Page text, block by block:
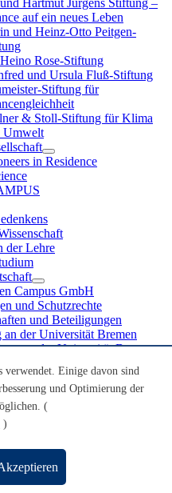
auf ein neues Leben
und Heinz-Otto Peitgen-
Rose-Stiftung
und Ursula Fluß-Stiftung
Stiftung für
& Stoll-Stiftung für Klima
Umwelt
in Residence
der Lehre
Campus GmbH
und Schutzrechte
und Beteiligungen
an der Universität Bremen
an der Universität Bremen
und Schüler
Schnupperstudium
für Transferaktivitäten
der Universität Bremen
verwendet. Einige davon sind
und Optimierung der
(
)